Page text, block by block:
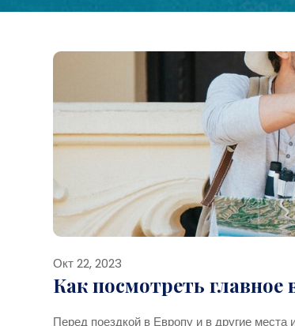
Окт 22, 2023
Как посмотреть главное
Перед поездкой в Европу и в другие